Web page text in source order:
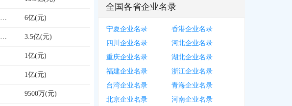
0559***7717，0559***8822
6亿(元)
0559***00383.5亿(元)
1亿(元)
1亿(元)
9500万(元)
全国各省企业名录
宁夏企业名录
香港企业名录
四川企业名录
河北企业名录
重庆企业名录
湖北企业名录
福建企业名录
浙江企业名录
台湾企业名录
青海企业名录
北京企业名录
河南企业名录